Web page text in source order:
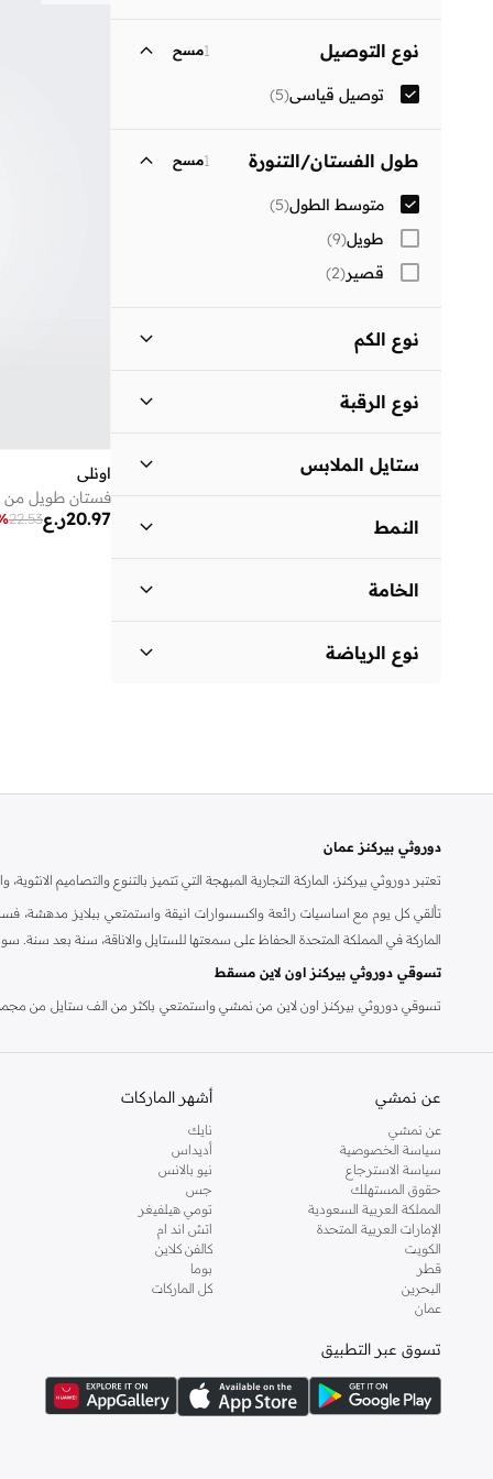
المنتجات غير المخفضة فقط
2
)
نوع التوصيل 1مسح
توصيل قياسي(
5
)
طول الفستان/التنورة 1مسح
متوسط الطول(
5
)
طويل(
9
)
قصير(
2
)
نوع الكم
أكمام قصيرة
نوع الرقبة
فتحة رقبة مربعة
ستايل الملابس
النمط
الخامة
نوع الرياضة
اونلي
فستان طويل من
ر.ع20.97
22.53
دوروثي بيركنز عمان
تعتبر دوروثي بيركنز، الماركة التجارية المبهجة التي تتميز بالتنوع والتصاميم
تألقي كل يوم مع اساسيات رائعة واكسسوارات انيقة واستمتعي ببلايز مدهشة،
الماركة في المملكة المتحدة الحفاظ على سمعتها للستايل والاناقة، سنة بعد
تسوقي دوروثي بيركنز اون لاين مسقط
تسوقي دوروثي بيركنز اون لاين من نمشي واستمتعي باكثر من الف ستايل من
عن نمشي
عن نمشي
سياسة الخصوصية
سياسة الاسترجاع
حقوق المستهلك
المملكة العربية السعودية
الإمارات العربية المتحدة
الكويت
قطر
البحرين
عمان
أشهر الماركات
نايك
أديداس
نيو بالانس
جس
تومي هيلفيغر
اتش اند ام
كالفن كلاين
بوما
كل الماركات
تسوق عبر التطبيق